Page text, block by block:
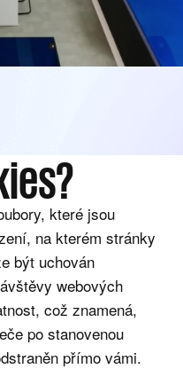
které jsou
na kterém stránky
být uchován
webových
což znamená,
po stanovenou
přímo vámi.